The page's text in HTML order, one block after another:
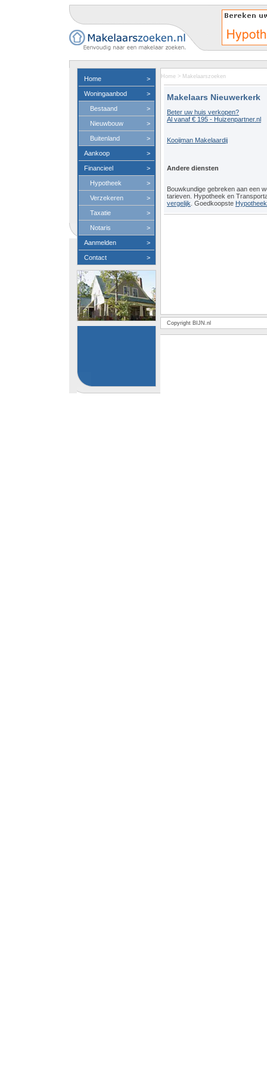
Home >
Woningaanbod >
Bestaand >
Nieuwbouw >
Buitenland >
Aankoop >
Financieel >
Hypotheek >
Verzekeren >
Taxatie >
Notaris >
Aanmelden >
Contact >
Home > Makelaarszoeken
Makelaars Nieuwerkerk
Beter uw huis verkopen?
Al vanaf € 195 - Huizenpartner.nl
Kooijman Makelaardij
Andere diensten
Bouwkundige gebreken aan een
tarieven. Hypotheek en
vergelijk . Goedkoopste
Copyright BIJN.nl